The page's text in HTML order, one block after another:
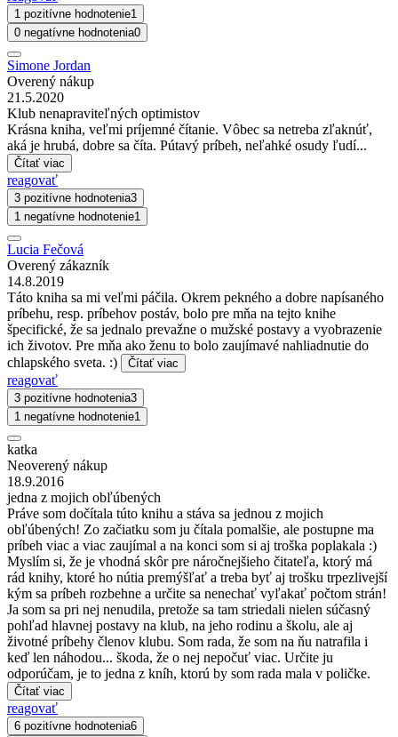
1 pozitívne hodnotenie1
0 negatívne hodnotenia0
Simone Jordan
Overený nákup
21.5.2020
Klub nenapraviteľných optimistov
Krásna kniha, veľmi príjemné čítanie. Vôbec sa netreba zľaknúť,
aká je hrubá, dobre sa číta. Pútavý príbeh, neľahké osudy ľudí...
Čítať viac
reagovať
3 pozitívne hodnotenia3
1 negatívne hodnotenie1
Lucia Fečová
Overený zákazník
14.8.2019
Táto kniha sa mi veľmi páčila. Okrem pekného a dobre napísaného
príbehu, resp. príbehov postáv, bolo pre mňa na tejto knihe
špecifické, že sa jednalo prevažne o mužské postavy a vyobrazenie
ich životov. Pre mňa ako ženu to bolo zaujímavé nahliadnutie do
chlapského sveta. :)
Čítať viac
reagovať
3 pozitívne hodnotenia3
1 negatívne hodnotenie1
katka
Neoverený nákup
18.9.2016
jedna z mojich obľúbených
Práve som dočítala túto knihu a stáva sa jednou z mojich
obľúbených! Zo začiatku som ju čítala pomalšie, ale postupne ma
príbeh viac a viac zaujímal a na konci som si aj troška poplakala :)
Myslím si, že je vhodná skôr pre náročnejšieho čitateľa, ktorý má
rád knihy, ktoré ho nútia premýšľať a treba byť aj trošku trpezlivejší
kým sa príbeh rozbehne a určite sa nenechať vyľakať počtom strán!
Ja som sa pri nej nenudila, pretože sa tam striedali nielen súčasný
pohľad hlavnej postavy na klub, na jeho rodinu a školu, ale aj
životné príbehy členov klubu. Som rada, že som na ňu natrafila i
keď len náhodou... škoda, že o nej nepočuť viac. Určite ju
odporúčam, je to jedna z kníh, ktorú by som rada mala v poličke.
Čítať viac
reagovať
6 pozitívne hodnotenia6